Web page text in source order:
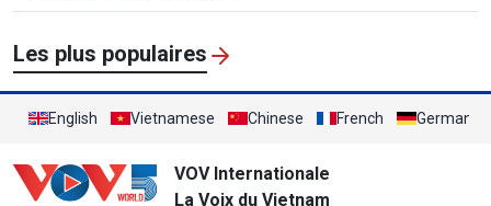
Les plus populaires
English Vietnamese Chinese French German
VOV Internationale
La Voix du Vietnam